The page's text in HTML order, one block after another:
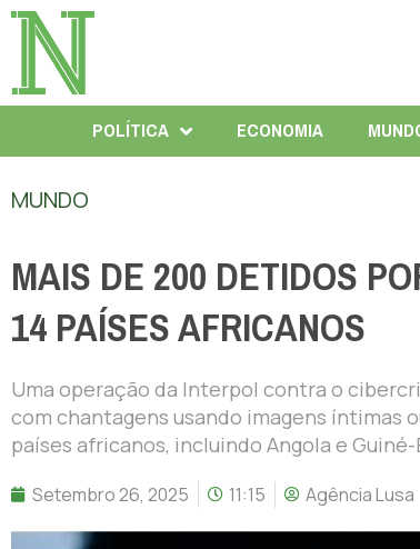
POLÍTICA ECONOMIA
MUNDO
MAIS DE 200 DETIDOS
14 PAÍSES AFRICANOS
Uma operação da Interpol contra o
com chantagens usando imagens íntimas
países africanos, incluindo Angola e Guiné-
Setembro 26, 2025 11:15 Agência Lusa